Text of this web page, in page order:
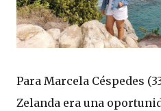
Para Marcela Céspedes
Zelanda era una